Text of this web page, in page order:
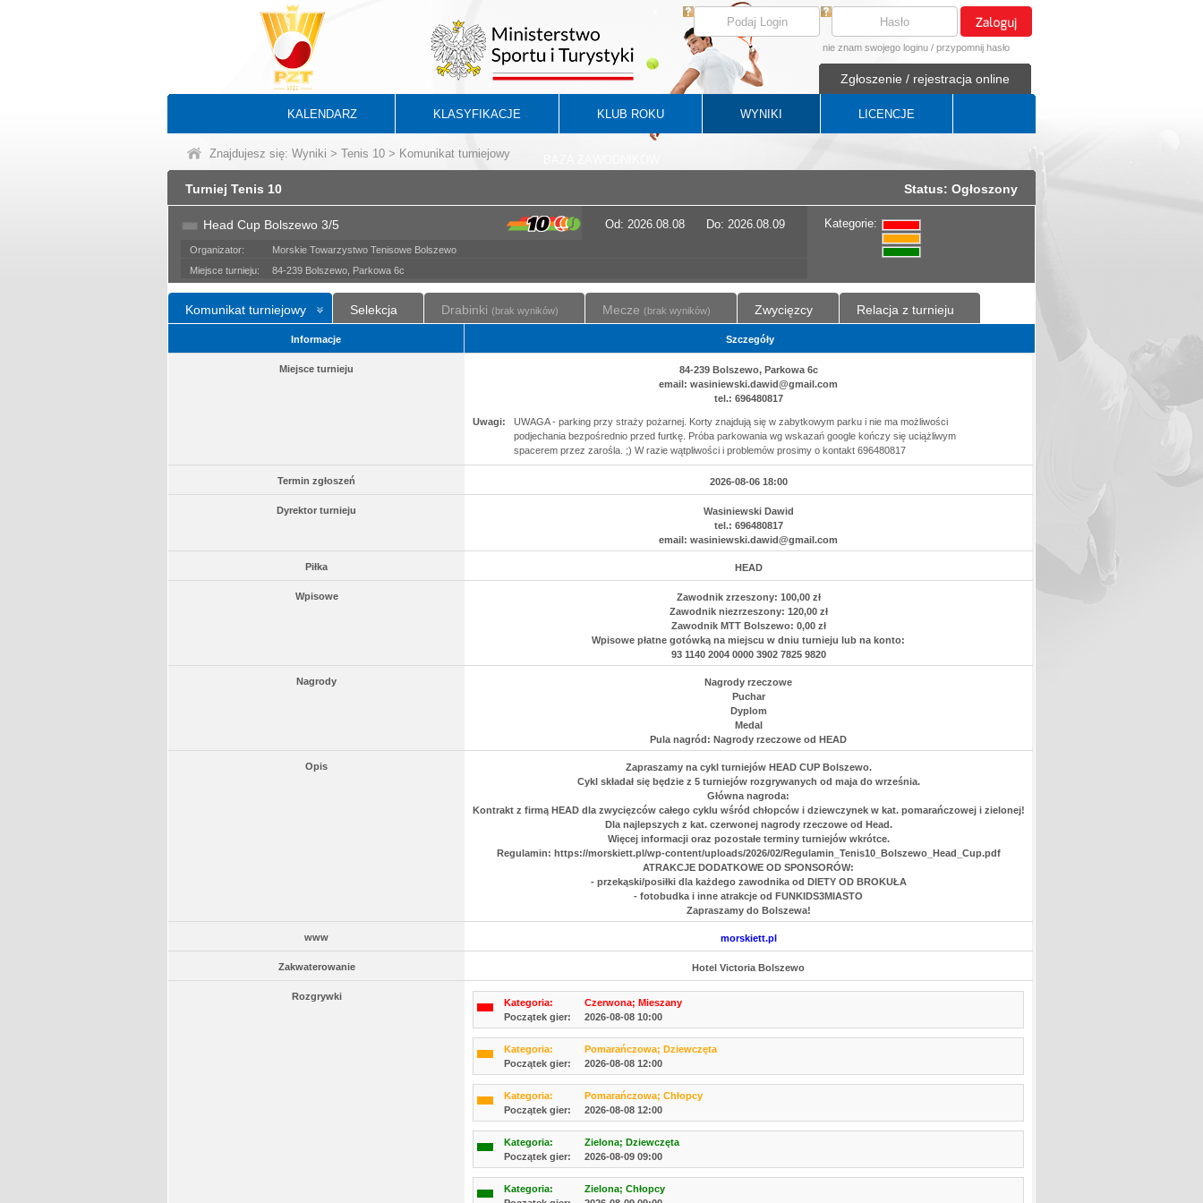
nie znam swojego loginu / przypomnij hasło
Zgłoszenie / rejestracja online
KALENDARZ KLASYFIKACJE KLUB ROKU WYNIKI LICENCJE
Znajdujesz się: Wyniki > Tenis 10 > Komunikat turniejowy
Turniej Tenis 10 Status: Ogłoszony
Head Cup Bolszewo 3/5 Od: 2026.08.08 Do: 2026.08.09
Organizator:
Morskie Towarzystwo Tenisowe Bolszewo
Miejsce turnieju:
84-239 Bolszewo, Parkowa 6c
Kategorie:
Komunikat turniejowy Selekcja Drabinki (brak wyników) Mecze (brak wyników) Zwycięzcy Relacja z turnieju
Informacje Szczegóły
Miejsce turnieju
84-239 Bolszewo, Parkowa 6c
email: wasiniewski.dawid@gmail.com
tel.: 696480817
Uwagi:
UWAGA - parking przy straży pożarnej. Korty znajdują się w zabytkowym parku i nie ma możliwości
podjechania bezpośrednio przed furtkę. Próba parkowania wg wskazań google kończy się uciążliwym
spacerem przez zarośla. ;) W razie wątpliwości i problemów prosimy o kontakt 696480817
Termin zgłoszeń 2026-08-06 18:00
Dyrektor turnieju
Wasiniewski Dawid
tel.: 696480817
email: wasiniewski.dawid@gmail.com
Piłka HEAD
Wpisowe
Zawodnik zrzeszony: 100,00 zł
Zawodnik niezrzeszony: 120,00 zł
Zawodnik MTT Bolszewo: 0,00 zł
Wpisowe płatne gotówką na miejscu w dniu turnieju lub na konto:
93 1140 2004 0000 3902 7825 9820
Nagrody
Nagrody rzeczowe
Puchar
Dyplom
Medal
Pula nagród: Nagrody rzeczowe od HEAD
Opis
Zapraszamy na cykl turniejów HEAD CUP Bolszewo.
Cykl składał się będzie z 5 turniejów rozgrywanych od maja do września.
Główna nagroda:
Kontrakt z firmą HEAD dla zwycięzców całego cyklu wśród chłopców i dziewczynek w kat. pomarańczowej i zielonej!
Dla najlepszych z kat. czerwonej nagrody rzeczowe od Head.
Więcej informacji oraz pozostałe terminy turniejów wkrótce.
Regulamin: https://morskiett.pl/wp-content/uploads/2026/02/Regulamin_Tenis10_Bolszewo_Head_Cup.pdf
ATRAKCJE DODATKOWE OD SPONSORÓW:
- przekąski/posiłki dla każdego zawodnika od DIETY OD BROKUŁA
- fotobudka i inne atrakcje od FUNKIDS3MIASTO
Zapraszamy do Bolszewa!
www morskiett.pl
Zakwaterowanie Hotel Victoria Bolszewo
Rozgrywki
Kategoria:
Czerwona; Mieszany
Początek gier:
2026-08-08 10:00
Kategoria:
Pomarańczowa; Dziewczęta
Początek gier:
2026-08-08 12:00
Kategoria:
Pomarańczowa; Chłopcy
Początek gier:
2026-08-08 12:00
Kategoria:
Zielona; Dziewczęta
Początek gier:
2026-08-09 09:00
Kategoria:
Zielona; Chłopcy